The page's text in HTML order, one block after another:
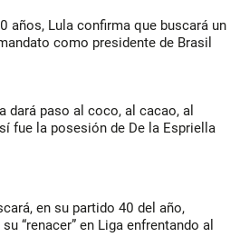
años, Lula confirma que buscará un
como presidente de Brasil
dará paso al coco, al cacao, al
fue la posesión de De la Espriella
en su partido 40 del año,
“renacer” en Liga enfrentando al